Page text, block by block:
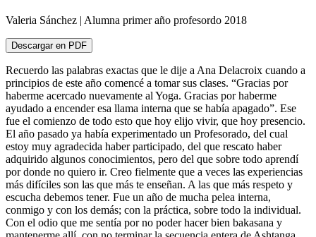
Valeria Sánchez | Alumna primer año profesordo 2018
Descargar en PDF
Recuerdo las palabras exactas que le dije a Ana Delacroix cuando a
principios de este año comencé a tomar sus clases. “Gracias por
haberme acercado nuevamente al Yoga. Gracias por haberme
ayudado a encender esa llama interna que se había apagado”. Ese
fue el comienzo de todo esto que hoy elijo vivir, que hoy presencio.
El año pasado ya había experimentado un Profesorado, del cual
estoy muy agradecida haber participado, del que rescato haber
adquirido algunos conocimientos, pero del que sobre todo aprendí
por donde no quiero ir. Creo fielmente que a veces las experiencias
más difíciles son las que más te enseñan. A las que más respeto y
escucha debemos tener. Fue un año de mucha pelea interna,
conmigo y con los demás; con la práctica, sobre todo la individual.
Con el odio que me sentía por no poder hacer bien bakasana y